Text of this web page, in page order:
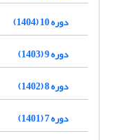
دوره 10 (1404)
دوره 9 (1403)
دوره 8 (1402)
دوره 7 (1401)